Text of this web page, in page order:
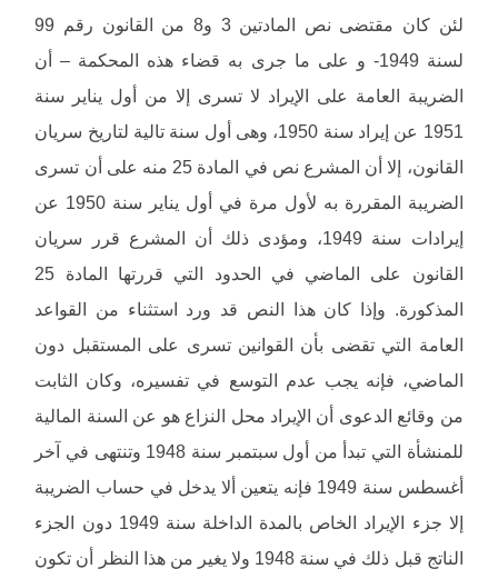
لئن كان مقتضى نص المادتين 3 و8 من القانون رقم 99
لسنة 1949- و على ما جرى به قضاء هذه المحكمة – أن
الضريبة العامة على الإيراد لا تسرى إلا من أول يناير سنة
1951 عن إيراد سنة 1950، وهى أول سنة تالية لتاريخ سريان
القانون، إلا أن المشرع نص في المادة 25 منه على أن تسرى
الضريبة المقررة به لأول مرة في أول يناير سنة 1950 عن
إيرادات سنة 1949، ومؤدى ذلك أن المشرع قرر سريان
القانون على الماضي في الحدود التي قررتها المادة 25
المذكورة. وإذا كان هذا النص قد ورد استثناء من القواعد
العامة التي تقضى بأن القوانين تسرى على المستقبل دون
الماضي، فإنه يجب عدم التوسع في تفسيره، وكان الثابت
من وقائع الدعوى أن الإيراد محل النزاع هو عن السنة المالية
للمنشأة التي تبدأ من أول سبتمبر سنة 1948 وتنتهى في آخر
أغسطس سنة 1949 فإنه يتعين ألا يدخل في حساب الضريبة
إلا جزء الإيراد الخاص بالمدة الداخلة سنة 1949 دون الجزء
الناتج قبل ذلك في سنة 1948 ولا يغير من هذا النظر أن تكون